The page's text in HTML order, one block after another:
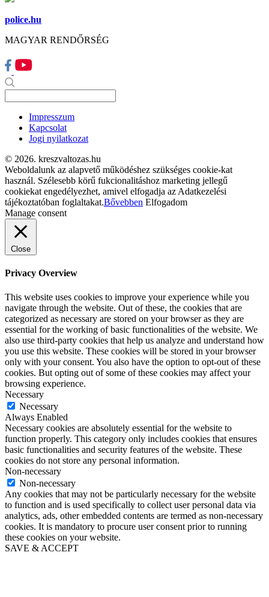
police.hu
MAGYAR RENDŐRSÉG
Impresszum
Kapcsolat
Jogi nyilatkozat
© 2026. kreszvaltozas.hu
Weboldalunk az alapvető működéshez szükséges cookie-kat
használ. Szélesebb körű fukcionalitáshoz marketing jellegű
cookiekat engedélyezhet, amivel elfogadja az Adatkezelési
tájékoztatóban foglaltakat.Bővebben Elfogadom
Manage consent
Close
Privacy Overview
This website uses cookies to improve your experience while you
navigate through the website. Out of these, the cookies that are
categorized as necessary are stored on your browser as they are
essential for the working of basic functionalities of the website. We
also use third-party cookies that help us analyze and understand how
you use this website. These cookies will be stored in your browser
only with your consent. You also have the option to opt-out of these
cookies. But opting out of some of these cookies may affect your
browsing experience.
Necessary
Necessary
Always Enabled
Necessary cookies are absolutely essential for the website to
function properly. This category only includes cookies that ensures
basic functionalities and security features of the website. These
cookies do not store any personal information.
Non-necessary
Non-necessary
Any cookies that may not be particularly necessary for the website
to function and is used specifically to collect user personal data via
analytics, ads, other embedded contents are termed as non-necessary
cookies. It is mandatory to procure user consent prior to running
these cookies on your website.
SAVE & ACCEPT